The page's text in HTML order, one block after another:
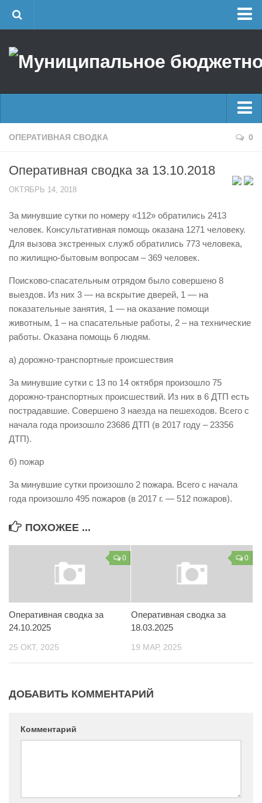
Об учреждении
Районные УГЗ
Поисково-спасательный отряд г. Уфы
Центр размещения пострадавших
Отчеты о реализации муниципальных программ
Документы
История
Виды деятельности
Обслуживание опасных производственных объектов
УГЗ рекомендует
Памятки населению
Как стать спасателем
Уголок гражданской обороны
Пресс-центр
Фотогалерея
Обращения
Главные новости
Оперативная сводка
Половодье
ОПЕРАТИВНАЯ СВОДКА 0
Оперативная сводка за 13.10.2018
ОКТЯБРЬ 14, 2018
За минувшие сутки по номеру «112» обратились 2413
человек. Консультативная помощь оказана 1271 человеку.
Для вызова экстренных служб обратились 773 человека,
по жилищно-бытовым вопросам – 369 человек.
Поисково-спасательным отрядом было совершено 8
выездов. Из них 3 — на вскрытие дверей, 1 — на
показательные занятия, 1 — на оказание помощи
животным, 1 – на спасательные работы, 2 – на технические
работы. Оказана помощь 6 людям.
а) дорожно-транспортные происшествия
За минувшие сутки с 13 по 14 октября произошло 75
дорожно-транспортных происшествий. Из них в 6 ДТП есть
пострадавшие. Совершено 3 наезда на пешеходов. Всего с
начала года произошло 23686 ДТП (в 2017 году – 23356
ДТП).
б) пожар
За минувшие сутки произошло 2 пожара. Всего с начала
года произошло 495 пожаров (в 2017 г. — 512 пожаров).
ПОХОЖЕЕ ...
0
Оперативная сводка за
24.10.2025
25 ОКТ, 2025
0
Оперативная сводка за
18.03.2025
19 МАР, 2025
ДОБАВИТЬ КОММЕНТАРИЙ
Комментарий